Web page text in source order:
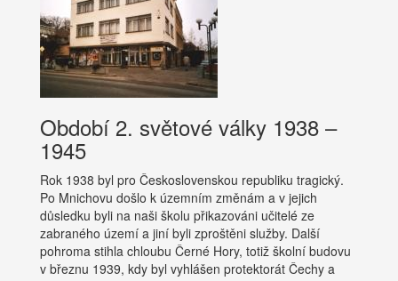
Období 2. světové války 1938 –
1945
Rok 1938 byl pro Československou republiku tragický.
Po Mnichovu došlo k územním změnám a v jejich
důsledku byli na naši školu přikazováni učitelé ze
zabraného území a jiní byli zproštěni služby. Další
pohroma stihla chloubu Černé Hory, totiž školní budovu
v březnu 1939, kdy byl vyhlášen protektorát Čechy a